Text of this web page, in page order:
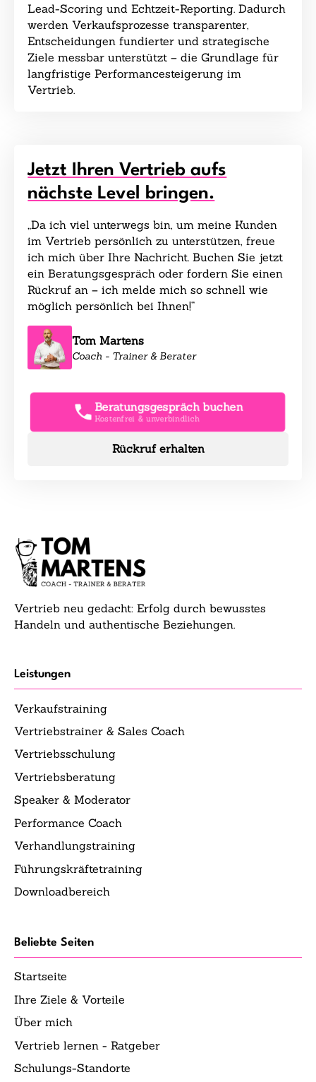
Lead-Scoring und Echtzeit-Reporting. Dadurch
werden Verkaufsprozesse transparenter,
Entscheidungen fundierter und strategische
Ziele messbar unterstützt – die Grundlage für
langfristige Performancesteigerung im
Vertrieb.
Jetzt Ihren Vertrieb aufs
nächste Level bringen.
„Da ich viel unterwegs bin, um meine Kunden
im Vertrieb persönlich zu unterstützen, freue
ich mich über Ihre Nachricht. Buchen Sie jetzt
ein Beratungsgespräch oder fordern Sie einen
Rückruf an – ich melde mich so schnell wie
möglich persönlich bei Ihnen!“
Tom Martens
Coach - Trainer & Berater
Beratungsgespräch buchen
Kostenfrei & unverbindlich
Rückruf erhalten
Vertrieb neu gedacht: Erfolg durch bewusstes
Handeln und authentische Beziehungen.
Leistungen
Verkaufstraining
Vertriebstrainer & Sales Coach
Vertriebsschulung
Vertriebsberatung
Speaker & Moderator
Performance Coach
Verhandlungstraining
Führungskräftetraining
Downloadbereich
Beliebte Seiten
Startseite
Ihre Ziele & Vorteile
Über mich
Vertrieb lernen - Ratgeber
Schulungs-Standorte